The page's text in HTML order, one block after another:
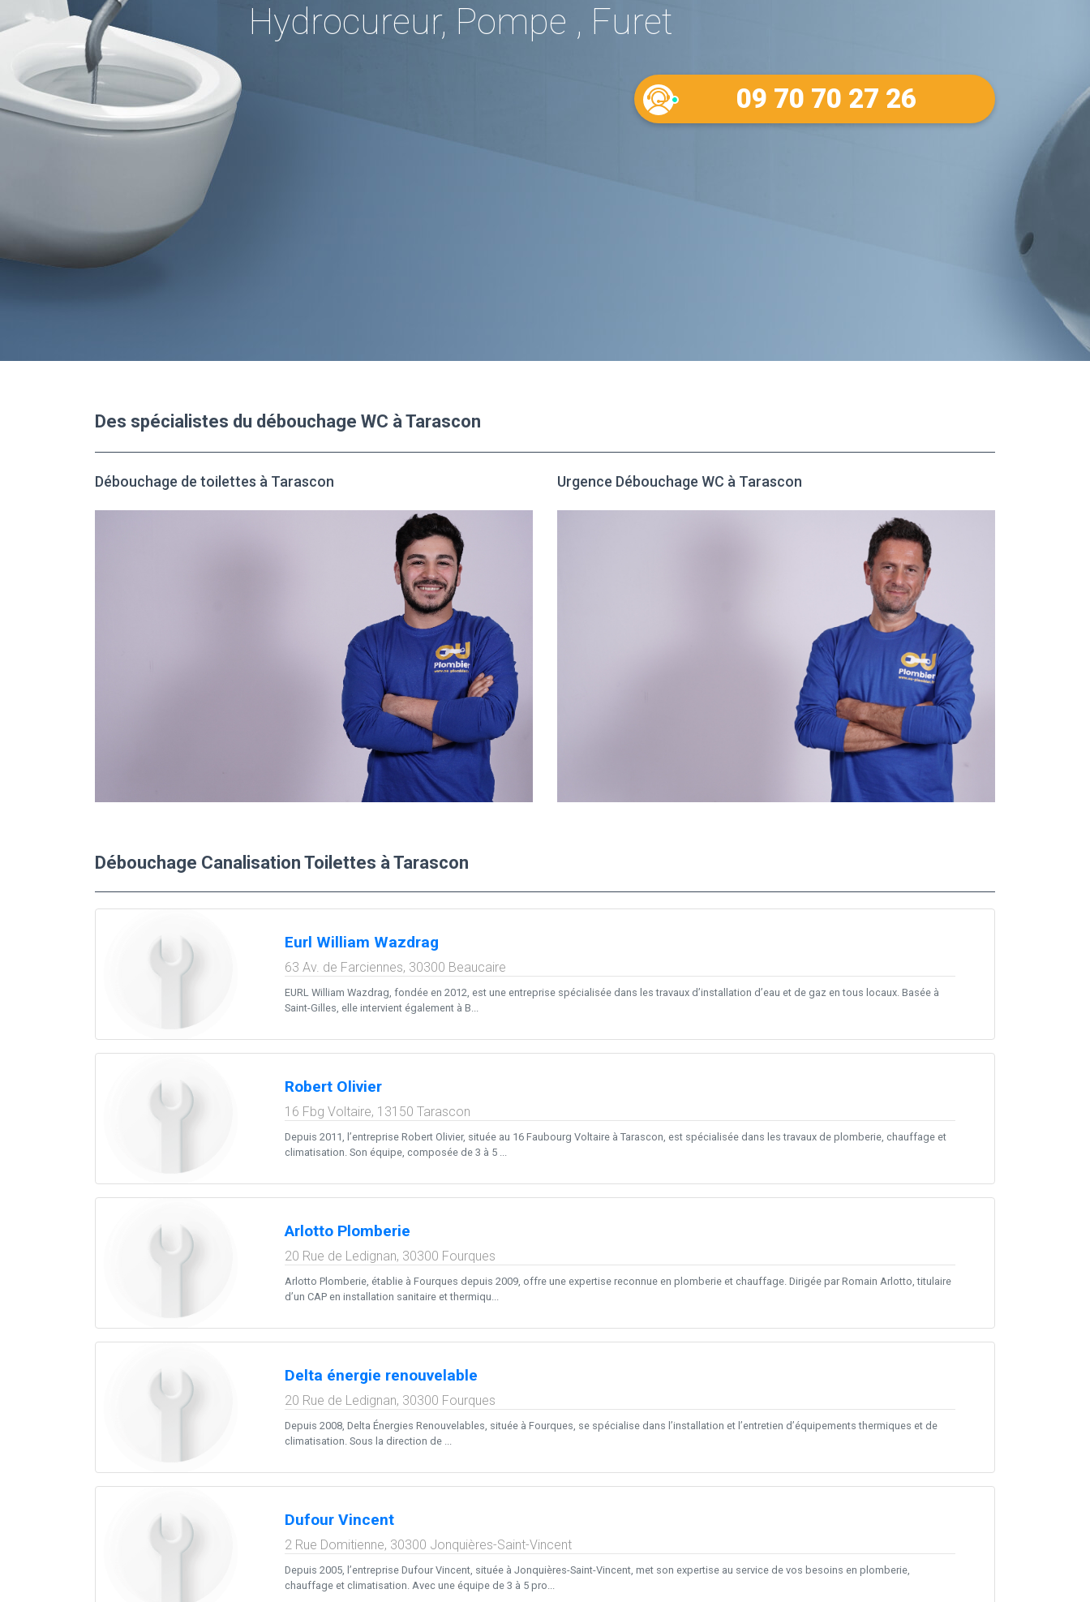
Hydrocureur, Pompe , Furet
09 70 70 27 26
Des spécialistes du débouchage WC à Tarascon
Débouchage de toilettes à Tarascon Urgence Débouchage WC à Tarascon
Débouchage Canalisation Toilettes à Tarascon
Eurl William Wazdrag
63 Av. de Farciennes, 30300 Beaucaire
EURL William Wazdrag, fondée en 2012, est une entreprise spécialisée dans les travaux d’installation d’eau et de gaz en tous locaux. Basée à
Saint-Gilles, elle intervient également à B...
Robert Olivier
16 Fbg Voltaire, 13150 Tarascon
Depuis 2011, l’entreprise Robert Olivier, située au 16 Faubourg Voltaire à Tarascon, est spécialisée dans les travaux de plomberie, chauffage et
climatisation. Son équipe, composée de 3 à 5 ...
Arlotto Plomberie
20 Rue de Ledignan, 30300 Fourques
Arlotto Plomberie, établie à Fourques depuis 2009, offre une expertise reconnue en plomberie et chauffage. Dirigée par Romain Arlotto, titulaire
d’un CAP en installation sanitaire et thermiqu...
Delta énergie renouvelable
20 Rue de Ledignan, 30300 Fourques
Depuis 2008, Delta Énergies Renouvelables, située à Fourques, se spécialise dans l’installation et l’entretien d’équipements thermiques et de
climatisation. Sous la direction de ...
Dufour Vincent
2 Rue Domitienne, 30300 Jonquières-Saint-Vincent
Depuis 2005, l’entreprise Dufour Vincent, située à Jonquières-Saint-Vincent, met son expertise au service de vos besoins en plomberie,
chauffage et climatisation. Avec une équipe de 3 à 5 pro...